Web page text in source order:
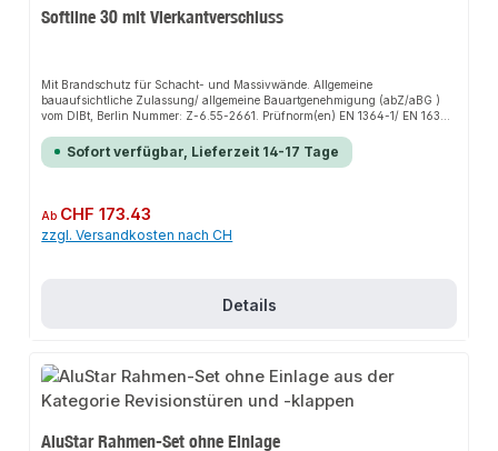
Softline 30 mit Vierkantverschluss
Mit Brandschutz für Schacht- und Massivwände. Allgemeine
bauaufsichtliche Zulassung/ allgemeine Bauartgenehmigung (abZ/aBG )
vom DIBt, Berlin Nummer: Z-6.55-2661. Prüfnorm(en) EN 1364-1/ EN 1634-
Vorsatzschalen. Beidseitige Brandprüfung (o↔i) durch das ift-Rosenheim.
Rauchschutz Sa4 geprüft nach DIN EN 1634-3 (in Anlehnung),
geprüft nach DIN EN 1026 (in Anlehnung), Klassifizierung nach DIN EN
12207, Klasse 3 (in Anlehnung). Drehflügeltür, Rahmen und Türblatt aus
weiß pulverbeschichtetem, verzinktem Stahlblech. Türblatt festmontiert,
Zylinderschloss erhältlich. Sondergrößen in 5 cm Schritten auf Anfrage
Sofort verfügbar, Lieferzeit 14-17 Tage
Regulärer Preis:
Ab CHF 173.43
zzgl. Versandkosten nach CH
Details
AluStar Rahmen-Set ohne Einlage